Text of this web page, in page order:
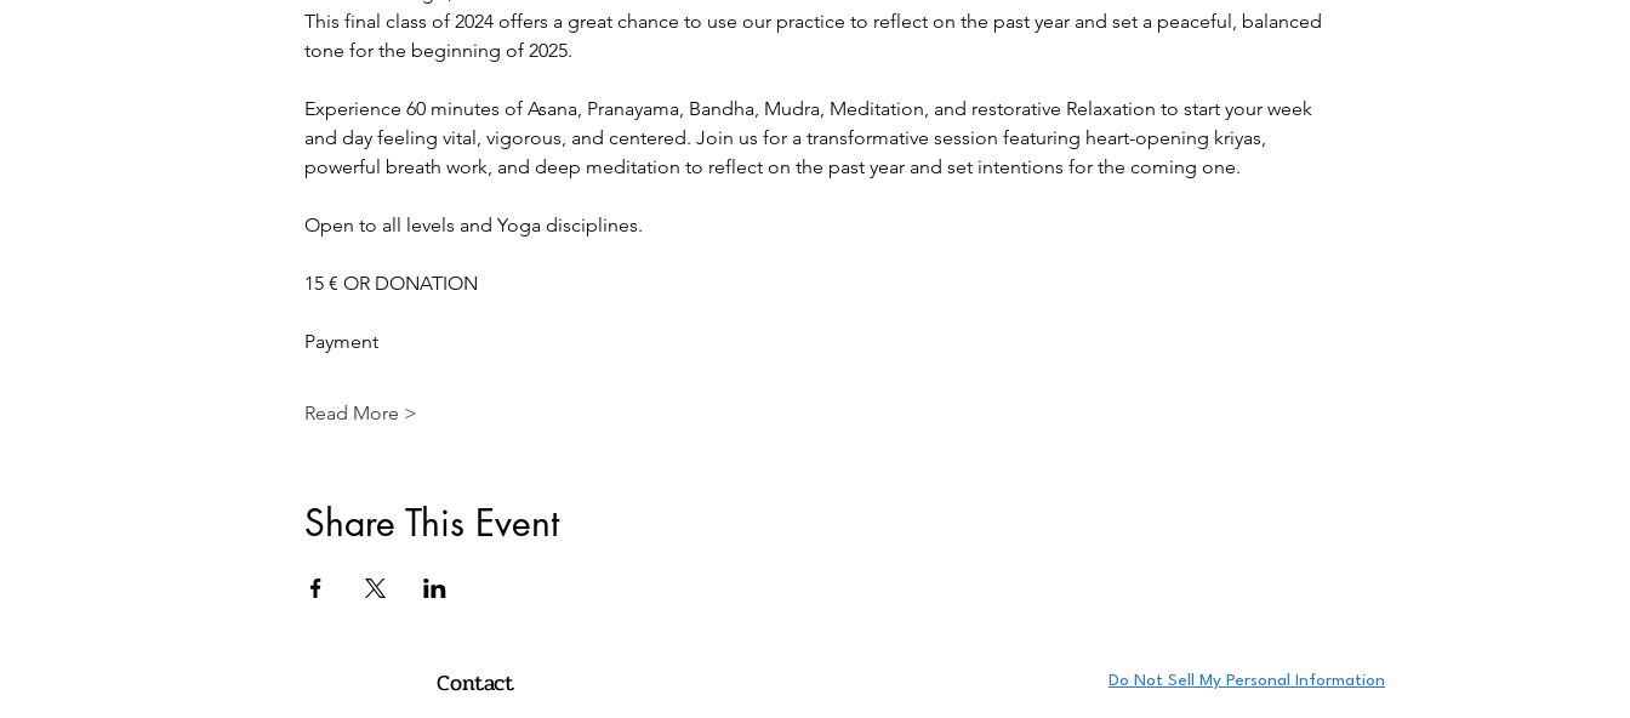
This final class of 2024 offers a great chance to use our practice to reflect on the past year and set a peaceful, balanced
tone for the beginning of 2025.
Experience 60 minutes of Asana, Pranayama, Bandha, Mudra, Meditation, and restorative Relaxation to start your week
and day feeling vital, vigorous, and centered. Join us for a transformative session featuring heart-opening kriyas,
powerful breath work, and deep meditation to reflect on the past year and set intentions for the coming one.
Open to all levels and Yoga disciplines.
15 € OR DONATION
Payment
Read More >
Share This Event
Contact Do Not Sell My Personal Information